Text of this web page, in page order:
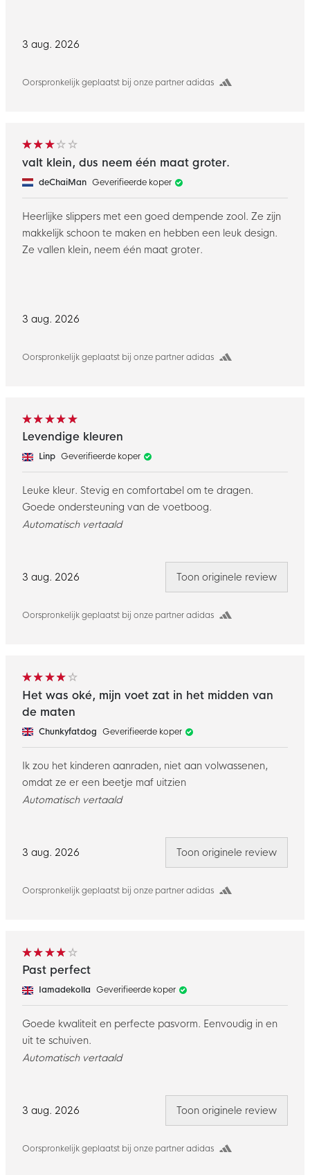
3 aug. 2026
Oorspronkelijk geplaatst bij onze partner adidas
3 aug. 2026
Oorspronkelijk geplaatst bij onze partner adidas
valt klein, dus neem één maat groter.
deChaiMan Geverifieerde koper
Heerlijke slippers met een goed dempende zool. Ze zijn
makkelijk schoon te maken en hebben een leuk design.
Ze vallen klein, neem één maat groter.
3 aug. 2026
Oorspronkelijk geplaatst bij onze partner adidas
Levendige kleuren
Linp Geverifieerde koper
Leuke kleur. Stevig en comfortabel om te dragen.
Goede ondersteuning van de voetboog.
Automatisch vertaald
Toon originele review
3 aug. 2026
Oorspronkelijk geplaatst bij onze partner adidas
Het was oké, mijn voet zat in het midden van
de maten
Chunkyfatdog Geverifieerde koper
Ik zou het kinderen aanraden, niet aan volwassenen,
omdat ze er een beetje maf uitzien
Automatisch vertaald
Toon originele review
3 aug. 2026
Oorspronkelijk geplaatst bij onze partner adidas
Past perfect
Iamadekolla Geverifieerde koper
Goede kwaliteit en perfecte pasvorm. Eenvoudig in en
uit te schuiven.
Automatisch vertaald
Toon originele review